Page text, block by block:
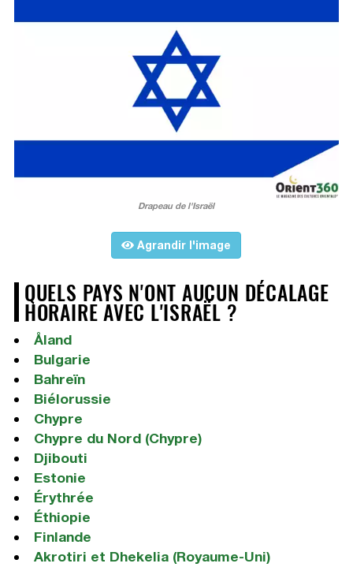
Drapeau de l'Israël
Agrandir l'image
QUELS PAYS N'ONT AUCUN DÉCALAGE
HORAIRE AVEC L'ISRAËL ?
Åland
Bulgarie
Bahreïn
Biélorussie
Chypre
Chypre du Nord (Chypre)
Djibouti
Estonie
Érythrée
Éthiopie
Finlande
Akrotiri et Dhekelia (Royaume-Uni)